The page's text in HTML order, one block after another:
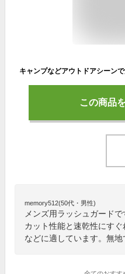
この商品
memory512(50代・男性)
メンズ用ラッシュガード
カット性能と速乾性にす
などに適しています。無地